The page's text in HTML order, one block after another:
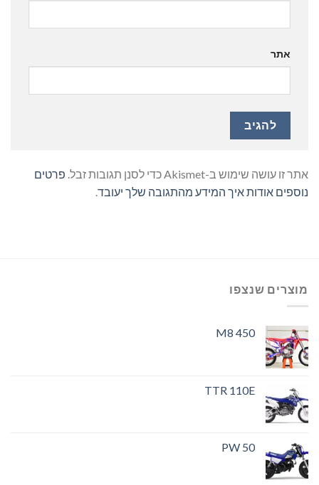
אתר
אתר זו עושה שימוש ב-Akismet כדי לסנן תגובות זבל.
פרטים
נוספים אודות איך המידע מהתגובה שלך יעובד.
מוצרים שנצפו
M8 450
TTR 110E
PW 50